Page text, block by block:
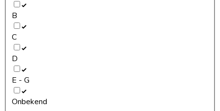
B
C
D
E - G
Onbekend